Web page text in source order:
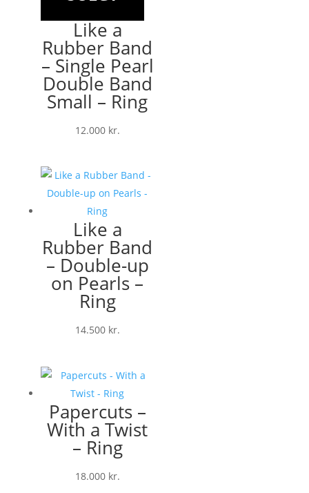
Like a
Rubber Band
– Single Pearl
Double Band
Small – Ring
12.000 kr.
Like a
Rubber Band
– Double-up
on Pearls –
Ring
14.500 kr.
Papercuts –
With a Twist
– Ring
18.000 kr.